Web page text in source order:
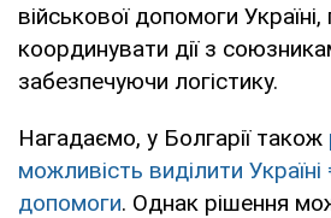
військової допомоги Україні,
координувати дії з
забезпечуючи логістику.
Нагадаємо, у Болгарії також
можливість виділити
допомоги. Однак рішення